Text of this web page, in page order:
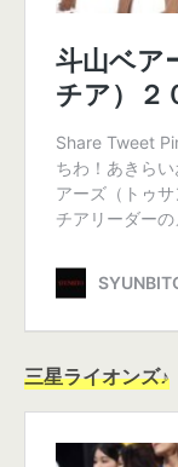
三星ライオンズ♪